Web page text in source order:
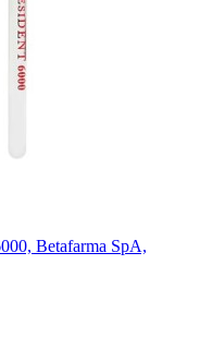
Betafarma SpA,